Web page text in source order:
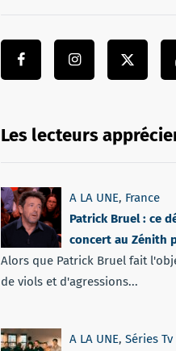
Les lecteurs
A LA UNE, France
Patrick Bruel : ce
concert au Zénith
Alors que Patrick Bruel fait
de viols et d'agressions...
A LA UNE, Séries Tv